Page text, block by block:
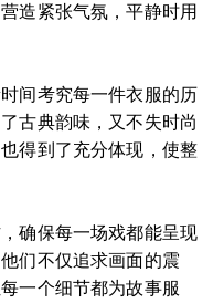
造紧张气氛，平静时用
间考究每一件衣服的历
古典韵味，又不失时尚
得到了充分体现，使整
确保每一场戏都能呈现
们不仅追求画面的震
一个细节都为故事服